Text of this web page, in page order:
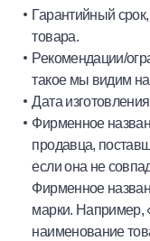
Гарантийный
товара.
Рекомендации/
такое мы видим на
Дата
Фирменное
продавца,
если она не
Фирменное
марки. Например,
наименование